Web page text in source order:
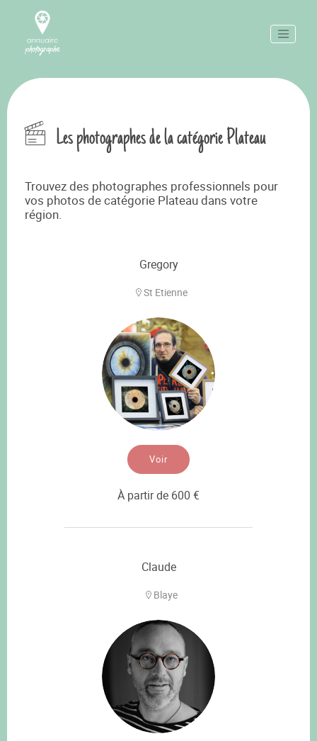
Les photographes de la catégorie Plateau
Trouvez des photographes professionnels pour
vos photos de catégorie Plateau dans votre
région.
Gregory
St Etienne
Voir
À partir de 600 €
Claude
Blaye